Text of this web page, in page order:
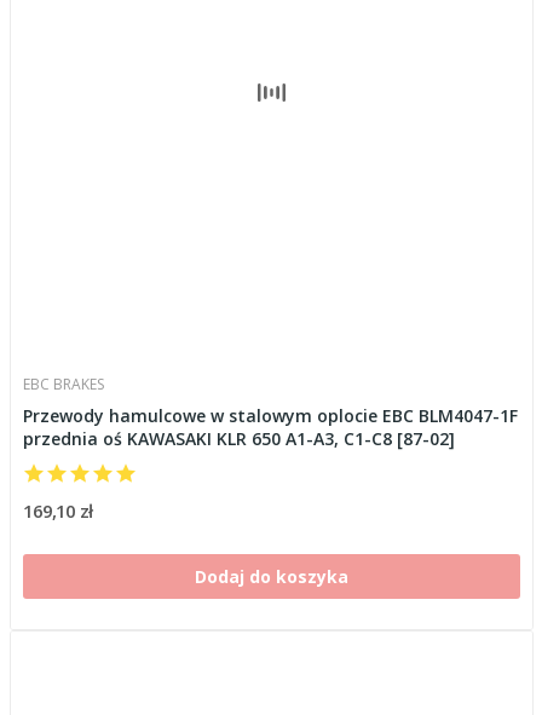
EBC BRAKES
Przewody hamulcowe w stalowym oplocie EBC BLM4047-1F
przednia oś KAWASAKI KLR 650 A1-A3, C1-C8 [87-02]
169,10 zł
Dodaj do koszyka